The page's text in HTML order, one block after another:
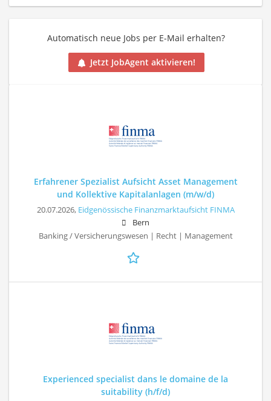
Automatisch neue Jobs per E-Mail erhalten?
Jetzt JobAgent aktivieren!
Erfahrener Spezialist Aufsicht Asset Management
und Kollektive Kapitalanlagen (m/w/d)
20.07.2026, Eidgenössische Finanzmarktaufsicht FINMA
Bern
Banking / Versicherungswesen | Recht | Management
Experienced specialist dans le domaine de la
suitability (h/f/d)